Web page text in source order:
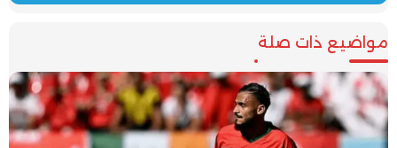
مواضيع ذات صلة